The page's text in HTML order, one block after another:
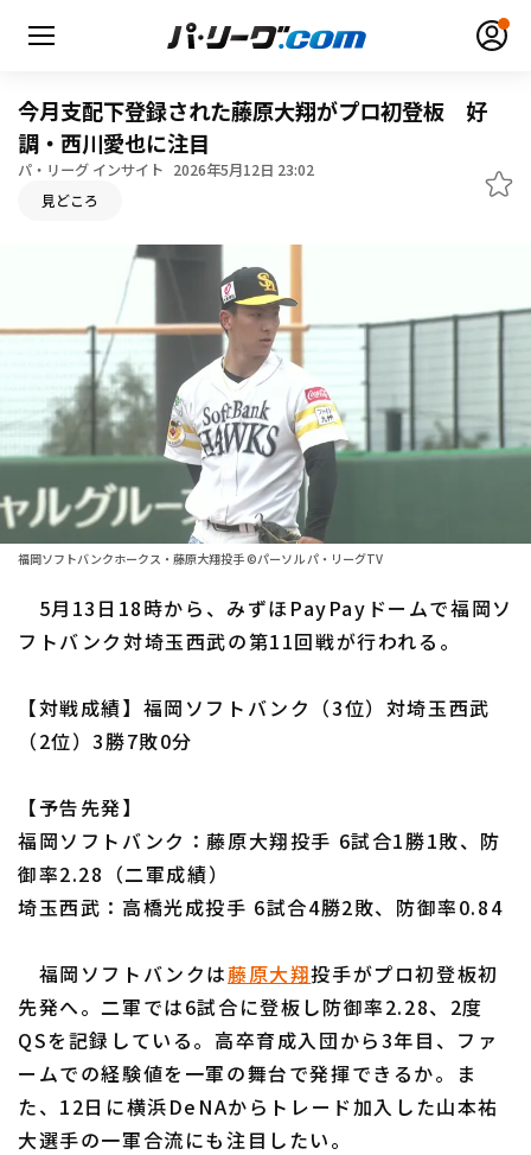
日程・結果
順位表･成績
1軍公式戦
ファーム東地区
ファーム西地区
選手名鑑
選手名鑑トップ
北海道日本ハムファイターズ
東北楽天ゴールデンイーグルス
埼玉西武ライオンズ
オリックス・バファローズ
福岡ソフトバンクホークス
ニュース
設定
今月支配下登録された藤原大翔がプロ初登板 好
調・西川愛也に注目
パ・リーグ インサイト 2026年5月12日 23:02
見どころ
福岡ソフトバンクホークス・藤原大翔投手 ©パーソル パ・リーグTV
5月13日18時から、みずほPayPayドームで福岡ソ
フトバンク対埼玉西武の第11回戦が行われる。
【対戦成績】福岡ソフトバンク（3位）対埼玉西武
（2位）3勝7敗0分
【予告先発】
福岡ソフトバンク：藤原大翔投手 6試合1勝1敗、防
御率2.28（二軍成績）
埼玉西武：高橋光成投手 6試合4勝2敗、防御率0.84
福岡ソフトバンクは藤原大翔投手がプロ初登板初
先発へ。二軍では6試合に登板し防御率2.28、2度
QSを記録している。高卒育成入団から3年目、ファ
ームでの経験値を一軍の舞台で発揮できるか。ま
た、12日に横浜DeNAからトレード加入した山本祐
大選手の一軍合流にも注目したい。